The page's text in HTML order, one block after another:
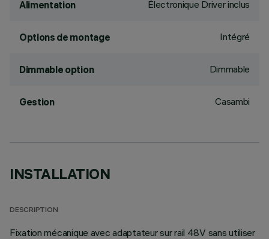
Alimentation Électronique Driver inclus
Options de montage Intégré
Dimmable option Dimmable
Gestion Casambi
INSTALLATION
DESCRIPTION
Fixation mécanique avec adaptateur sur rail 48V sans utiliser